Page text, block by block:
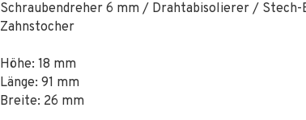
Schraubendreher 6 mm / Drahtabisolierer /
Zahnstocher
Höhe: 18 mm
Länge: 91 mm
Breite: 26 mm